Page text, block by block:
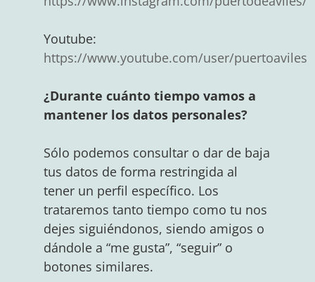
Youtube:
https://www.youtube.com/user/puertoaviles
¿Durante cuánto tiempo vamos a
mantener los datos personales?
Sólo podemos consultar o dar de baja
tus datos de forma restringida al
tener un perfil específico. Los
trataremos tanto tiempo como tu nos
dejes siguiéndonos, siendo amigos o
dándole a “me gusta”, “seguir” o
botones similares.